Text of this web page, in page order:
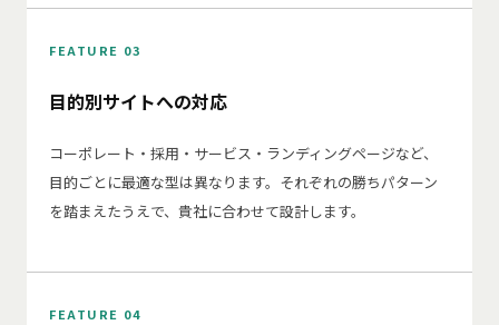
FEATURE 03
目的別サイトへの対応
コーポレート・採用・サービス・ランディングページなど、
目的ごとに最適な型は異なります。それぞれの勝ちパターン
を踏まえたうえで、貴社に合わせて設計します。
FEATURE 04